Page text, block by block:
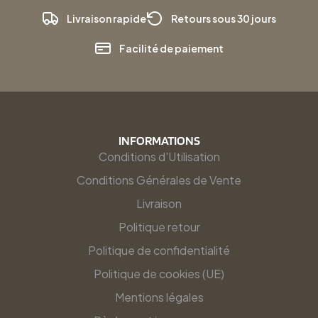
Livraison rapide Retours sous 30 jours
Facilité de paiement
INFORMATIONS
Conditions d'Utilisation
Conditions Générales de Vente
Livraison
Politique retour
Politique de confidentialité
Politique de cookies (UE)
Mentions légales